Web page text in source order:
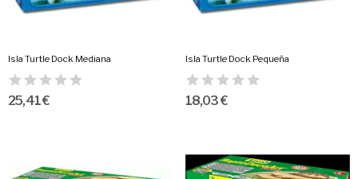
Isla Turtle Dock Mediana
25,41 €
Isla Turtle Dock Pequeña
18,03 €